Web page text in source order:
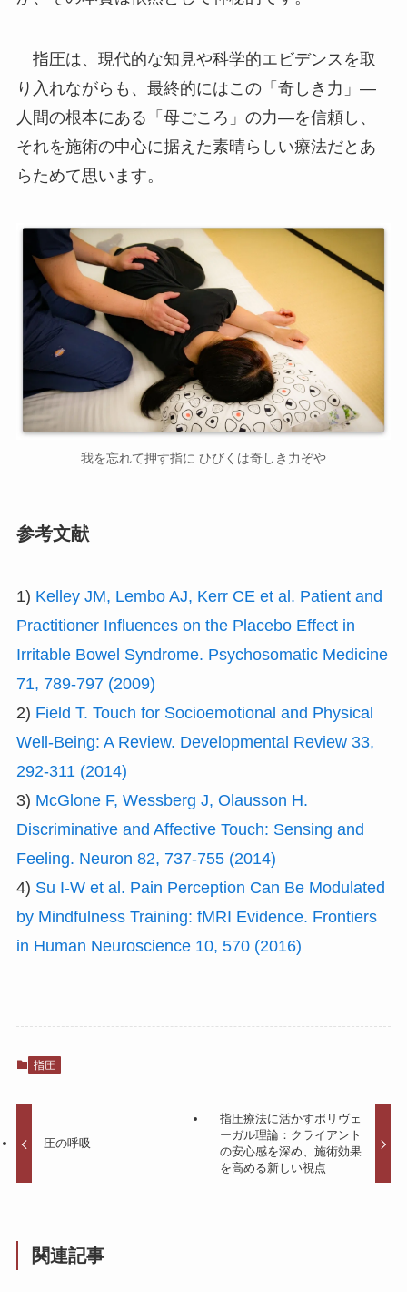
指圧は、現代的な知見や科学的エビデンスを取
り入れながらも、最終的にはこの「奇しき力」—
人間の根本にある「母ごころ」の力—を信頼し、
それを施術の中心に据えた素晴らしい療法だとあ
らためて思います。
我を忘れて押す指に ひびくは奇しき力ぞや
参考文献
1) Kelley JM, Lembo AJ, Kerr CE et al. Patient and
Practitioner Influences on the Placebo Effect in
Irritable Bowel Syndrome. Psychosomatic Medicine
71, 789-797 (2009)
2) Field T. Touch for Socioemotional and Physical
Well-Being: A Review. Developmental Review 33,
292-311 (2014)
3) McGlone F, Wessberg J, Olausson H.
Discriminative and Affective Touch: Sensing and
Feeling. Neuron 82, 737-755 (2014)
4) Su I-W et al. Pain Perception Can Be Modulated
by Mindfulness Training: fMRI Evidence. Frontiers
in Human Neuroscience 10, 570 (2016)
指圧
圧の呼吸
指圧療法に活かすポリヴェ
ーガル理論：クライアント
の安心感を深め、施術効果
を高める新しい視点
関連記事